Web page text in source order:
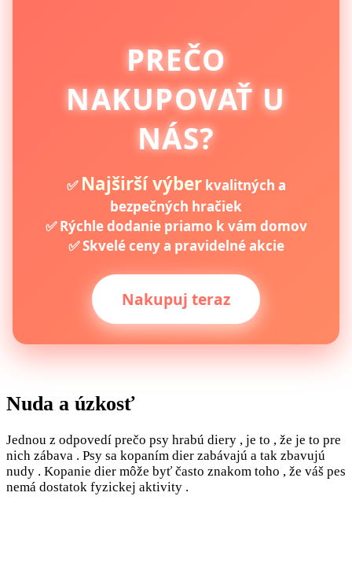
PREČO
NAKUPOVAŤ U
NÁS?
✅ Najširší výberkvalitných a
bezpečných hračiek
✅ Rýchle dodanie priamo k vám domov
✅ Skvelé ceny a pravidelné akcie
Nakupuj teraz
Nuda a úzkosť
Jednou z odpovedí prečo psy hrabú diery , je to , že je to pre
nich zábava . Psy sa kopaním dier zabávajú a tak zbavujú
nudy . Kopanie dier môže byť často znakom toho , že váš pes
nemá dostatok fyzickej aktivity .